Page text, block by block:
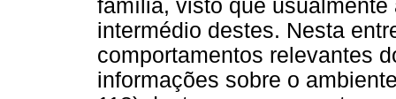
família, visto que
intermédio destes. Nesta
comportamentos relevantes
informações sobre o